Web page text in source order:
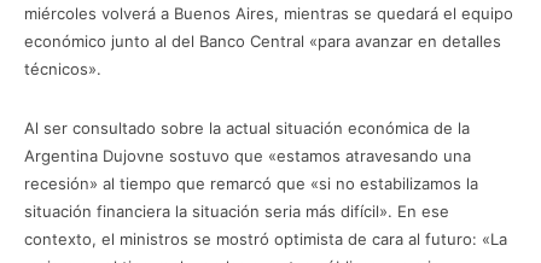
miércoles volverá a Buenos Aires, mientras se quedará el equipo
económico junto al del Banco Central «para avanzar en detalles
técnicos».
Al ser consultado sobre la actual situación económica de la
Argentina Dujovne sostuvo que «estamos atravesando una
recesión» al tiempo que remarcó que «si no estabilizamos la
situación financiera la situación seria más difícil». En ese
contexto, el ministros se mostró optimista de cara al futuro: «La